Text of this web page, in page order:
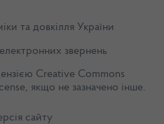
та довкілля України
звернень
Creative Commons
, якщо не зазначено інше.
сайту